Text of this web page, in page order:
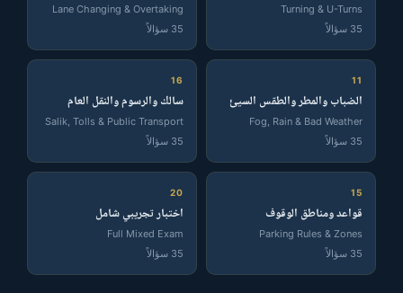
Turning & U-Turns
35 سؤالاً
Lane Changing & Overtaking
35 سؤالاً
11
الضباب والمطر والطقس السيئ
Fog, Rain & Bad Weather
35 سؤالاً
16
سالك والرسوم والنقل العام
Salik, Tolls & Public Transport
35 سؤالاً
15
قواعد ومناطق الوقوف
Parking Rules & Zones
35 سؤالاً
20
اختبار تجريبي شامل
Full Mixed Exam
35 سؤالاً